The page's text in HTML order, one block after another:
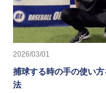
2026/03/01
捕球する時の手の使い
法